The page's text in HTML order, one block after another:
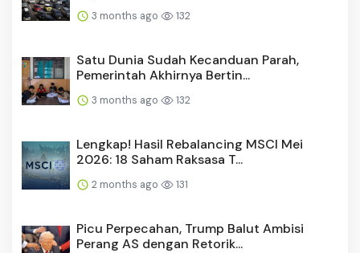
3 months ago 132
Satu Dunia Sudah Kecanduan Parah,
Pemerintah Akhirnya Bertin...
3 months ago 132
Lengkap! Hasil Rebalancing MSCI Mei
2026: 18 Saham Raksasa T...
2 months ago 131
Picu Perpecahan, Trump Balut Ambisi
Perang AS dengan Retorik...